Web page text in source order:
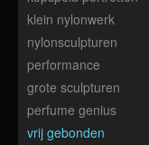
klein nylonwerk
nylonsculpturen
performance
grote sculpturen
perfume genius
vrij gebonden